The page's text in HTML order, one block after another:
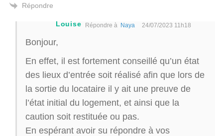
Répondre
Louise Répondre à Naya 24/07/2023 11h18
Bonjour,
En effet, il est fortement conseillé qu’un état
des lieux d’entrée soit réalisé afin que lors de
la sortie du locataire il y ait une preuve de
l’état initial du logement, et ainsi que la
caution soit restituée ou pas.
En espérant avoir su répondre à vos